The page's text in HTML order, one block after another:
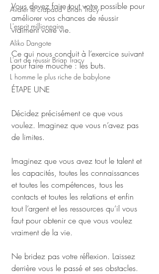
Avaler le crapaud - Brian Tracy
L'esprit millionnaire
Aliko Dangote
L'art de réussir Brian Tracy
L homme le plus riche de babylone
Vous devez faire tout votre possible pour
améliorer vos chances de réussir
vraiment votre vie.
Ce qui nous conduit à l’exercice suivant
pour faire mouche : les buts.
ÉTAPE UNE
Décidez précisément ce que vous
voulez. Imaginez que vous n’avez pas
de limites.
Imaginez que vous avez tout le talent et
les capacités, toutes les connaissances
et toutes les compétences, tous les
contacts et toutes les relations et enfin
tout l’argent et les ressources qu’il vous
faut pour obtenir ce que vous voulez
vraiment de la vie.
Ne bridez pas votre réflexion. Laissez
derrière vous le passé et ses obstacles.